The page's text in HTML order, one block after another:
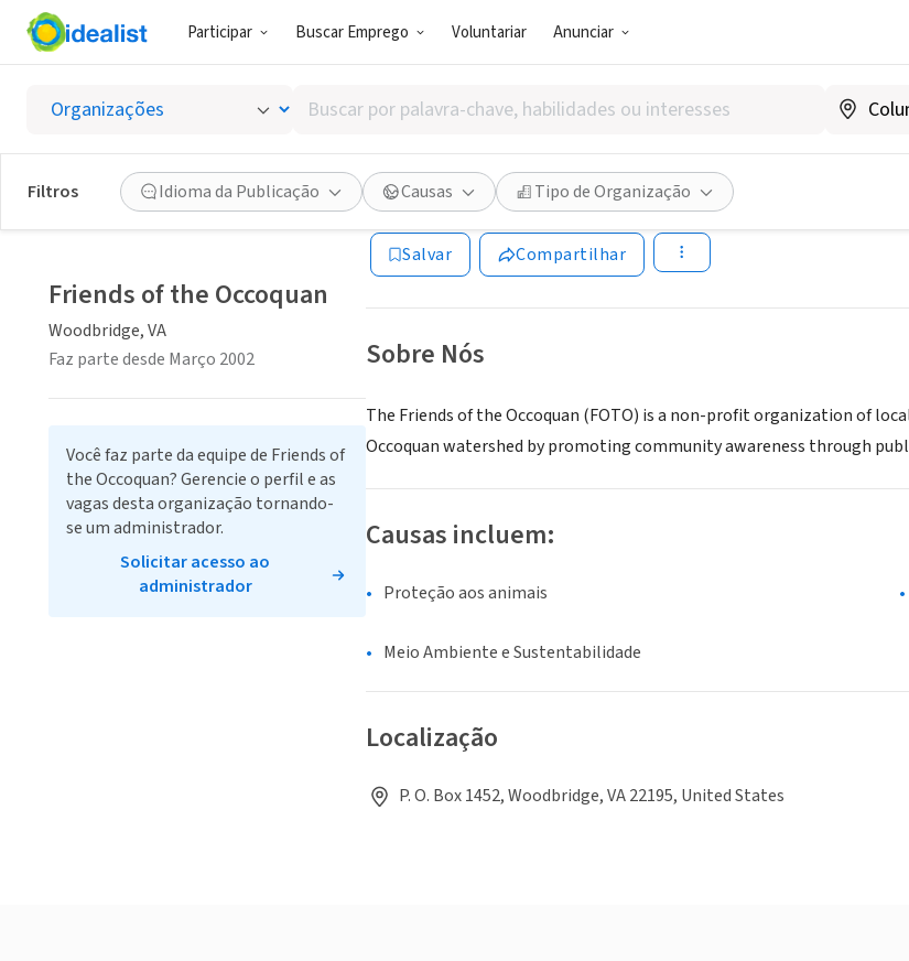
Participar Buscar Emprego Voluntariar Anunciar
Buscar
por
palavra-
chave,
habilidades
ou
interesses
Filtros Idioma da Publicação Causas Tipo de Organização
Friends of the Occoquan
Woodbridge, VA www.friendsoftheoccoquan.org
Salvar Compartilhar
Sobre Nós
The Friends of the Occoquan (FOTO) is a non-profit organization of
Occoquan watershed by promoting community awareness through
Causas incluem:
Proteção aos animais
Meio Ambiente e Sustentabilidade
Localização
P. O. Box 1452, Woodbridge, VA 22195, United States
Friends of the Occoquan
Woodbridge, VA
Faz parte desde Março 2002
Você faz parte da equipe de Friends of
the Occoquan? Gerencie o perfil e as
vagas desta organização tornando-
se um administrador.
Solicitar acesso ao
administrador